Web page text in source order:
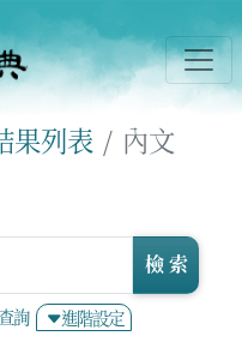
果列表 內文
詢 進階設定
檢 索